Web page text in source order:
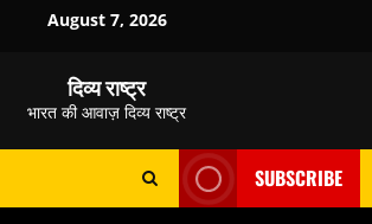
August 7, 2026
दिव्य राष्ट्र
भारत की आवाज़ दिव्य राष्ट्र
SUBSCRIBE